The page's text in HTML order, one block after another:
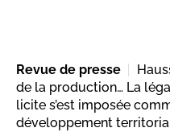
Revue de presse
de la production… La
licite s’est imposée
développement